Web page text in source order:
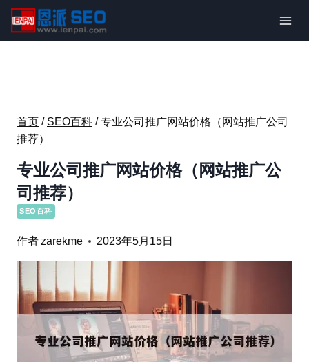
内
首页 / SEO百科 / 专业公司推广网站价格（网站推广公司
推荐）
专业公司推广网站价格（网站推广公
司推荐）
SEO百科
作者zarekme 2023年5月15日